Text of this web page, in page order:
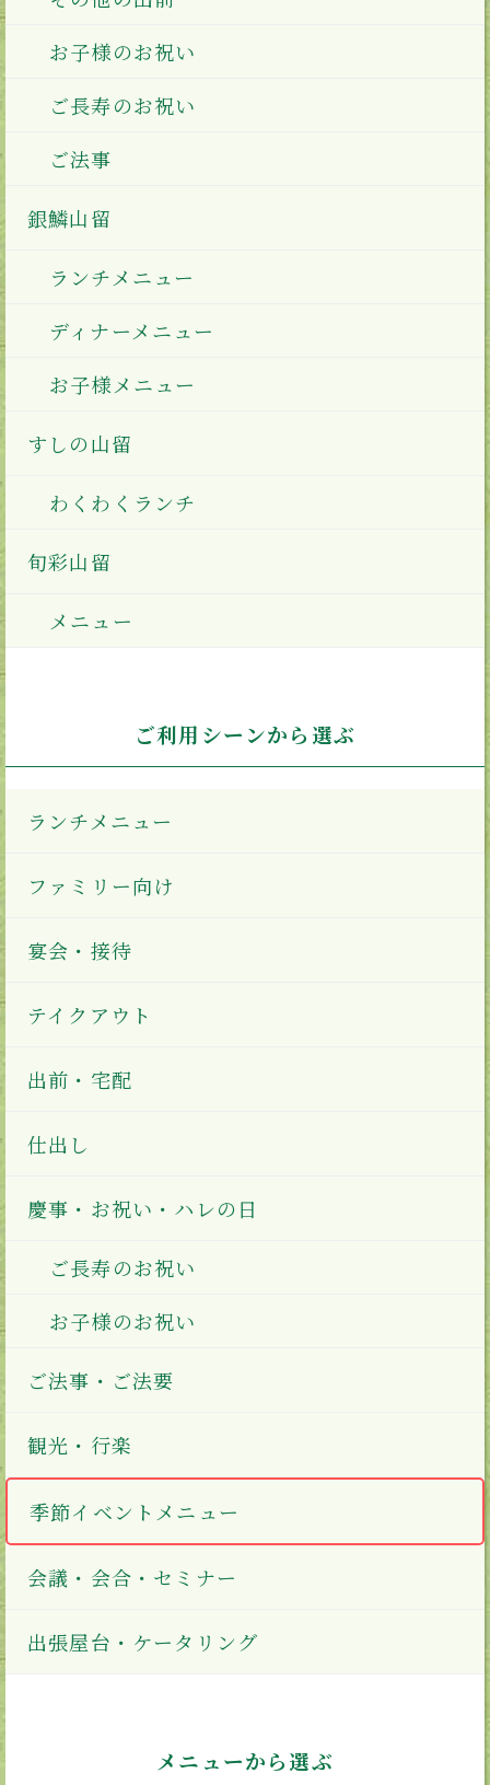
お子様のお祝い
ご長寿のお祝い
ご法事
銀鱗山留
ランチメニュー
ディナーメニュー
お子様メニュー
すしの山留
わくわくランチ
旬彩山留
メニュー
ご利用シーンから選ぶ
ランチメニュー
ファミリー向け
宴会・接待
テイクアウト
出前・宅配
仕出し
慶事・お祝い・ハレの日
ご長寿のお祝い
お子様のお祝い
ご法事・ご法要
観光・行楽
季節イベントメニュー
会議・会合・セミナー
出張屋台・ケータリング
メニューから選ぶ